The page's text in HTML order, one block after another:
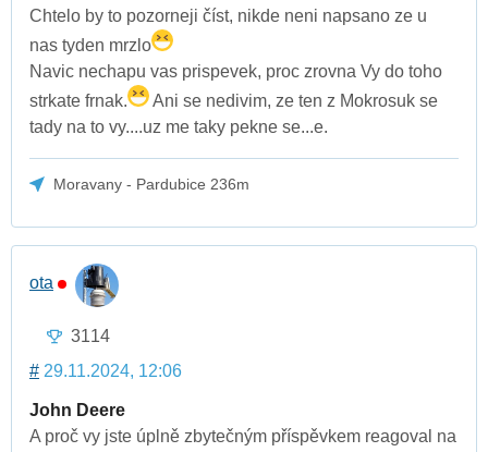
Chtelo by to pozorneji číst, nikde neni napsano ze u
nas tyden mrzlo
Navic nechapu vas prispevek, proc zrovna Vy do toho
strkate frnak.
Ani se nedivim, ze ten z Mokrosuk se
tady na to vy....uz me taky pekne se...e.
Moravany - Pardubice 236m
ota
3114
# 29.11.2024, 12:06
John Deere
A proč vy jste úplně zbytečným příspěvkem reagoval na